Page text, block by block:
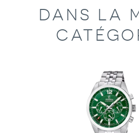
DANS LA